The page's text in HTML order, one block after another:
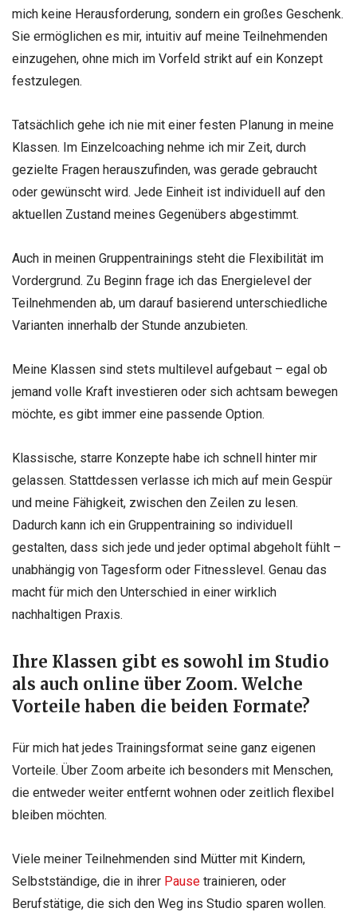
mich keine Herausforderung, sondern ein großes Geschenk.
Sie ermöglichen es mir, intuitiv auf meine Teilnehmenden
einzugehen, ohne mich im Vorfeld strikt auf ein Konzept
festzulegen.
Tatsächlich gehe ich nie mit einer festen Planung in meine
Klassen. Im Einzelcoaching nehme ich mir Zeit, durch
gezielte Fragen herauszufinden, was gerade gebraucht
oder gewünscht wird. Jede Einheit ist individuell auf den
aktuellen Zustand meines Gegenübers abgestimmt.
Auch in meinen Gruppentrainings steht die Flexibilität im
Vordergrund. Zu Beginn frage ich das Energielevel der
Teilnehmenden ab, um darauf basierend unterschiedliche
Varianten innerhalb der Stunde anzubieten.
Meine Klassen sind stets multilevel aufgebaut – egal ob
jemand volle Kraft investieren oder sich achtsam bewegen
möchte, es gibt immer eine passende Option.
Klassische, starre Konzepte habe ich schnell hinter mir
gelassen. Stattdessen verlasse ich mich auf mein Gespür
und meine Fähigkeit, zwischen den Zeilen zu lesen.
Dadurch kann ich ein Gruppentraining so individuell
gestalten, dass sich jede und jeder optimal abgeholt fühlt –
unabhängig von Tagesform oder Fitnesslevel. Genau das
macht für mich den Unterschied in einer wirklich
nachhaltigen Praxis.
Ihre Klassen gibt es sowohl im Studio
als auch online über Zoom. Welche
Vorteile haben die beiden Formate?
Für mich hat jedes Trainingsformat seine ganz eigenen
Vorteile. Über Zoom arbeite ich besonders mit Menschen,
die entweder weiter entfernt wohnen oder zeitlich flexibel
bleiben möchten.
Viele meiner Teilnehmenden sind Mütter mit Kindern,
Selbstständige, die in ihrer Pause trainieren, oder
Berufstätige, die sich den Weg ins Studio sparen wollen.